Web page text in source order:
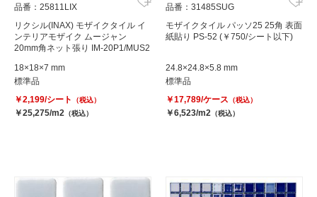
品番：25811LIX
リクシル(INAX) モザイクタイル イ
ンテリアモザイク ムージャン
20mm角ネット張り IM-20P1/MUS2
18×18×7 mm
標準品
￥2,199/シート
（税込）
￥25,275/m2 （税込）
品番：31485SUG
モザイクタイル パッソ25 25角 表面
紙貼り PS-52 (￥750/シート以下)
24.8×24.8×5.8 mm
標準品
￥17,789/ケース （税込）
￥6,523/m2 （税込）